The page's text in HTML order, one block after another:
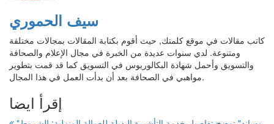
سيف الحموري
كاتب مقالات في موقع كلمتك, حيث أقوم بكتابة المقالات بمجالات مختلفة
ومتنوعة. لدي سنوات عديدة من الخبرة في مجال الإعلام والصحافة
والتسويق وأحمل شهادة البكالوريوس في التسويق كما قد قمت بتطوير
مواهبي في الصحافة بعد أن بدأت العمل في هذا المجال.
إقرأ ايضا